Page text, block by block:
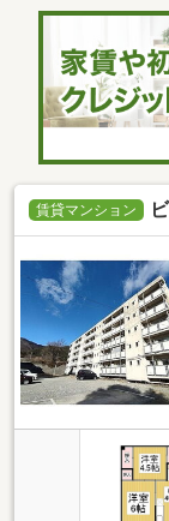
賃貸マンション